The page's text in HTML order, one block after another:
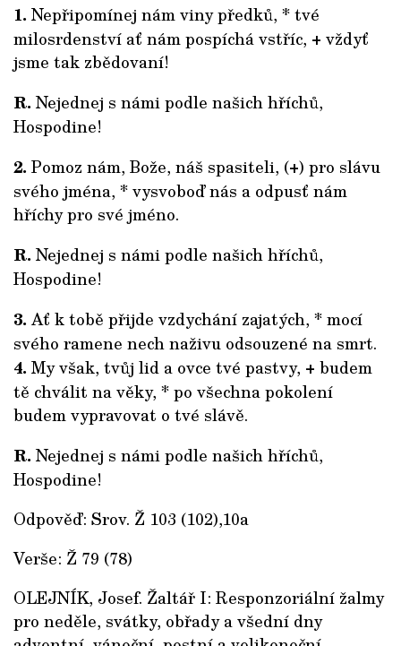
1. Nepřipomínej nám viny předků, * tvé
milosrdenství ať nám pospíchá vstříc, + vždyť
jsme tak zbědovaní!
R. Nejednej s námi podle našich hříchů,
Hospodine!
2. Pomoz nám, Bože, náš spasiteli, (+) pro slávu
svého jména, * vysvoboď nás a odpusť nám
hříchy pro své jméno.
R. Nejednej s námi podle našich hříchů,
Hospodine!
3. Ať k tobě přijde vzdychání zajatých, * mocí
svého ramene nech naživu odsouzené na smrt.
4. My však, tvůj lid a ovce tvé pastvy, + budem
tě chválit na věky, * po všechna pokolení
budem vypravovat o tvé slávě.
R. Nejednej s námi podle našich hříchů,
Hospodine!
Odpověď: Srov. Ž 103 (102),10a
Verše: Ž 79 (78)
OLEJNÍK, Josef. Žaltář I: Responzoriální žalmy
pro neděle, svátky, obřady a všední dny